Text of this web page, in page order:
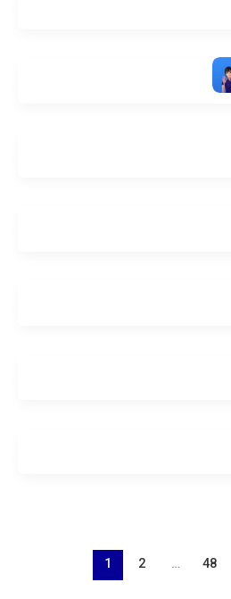
1 2 … 48